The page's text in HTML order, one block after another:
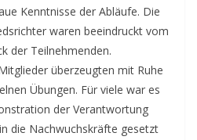
Kenntnisse der Abläufe. Die
waren beeindruckt vom
der Teilnehmenden.
überzeugten mit Ruhe
Übungen. Für viele war es
der Verantwortung
die Nachwuchskräfte gesetzt